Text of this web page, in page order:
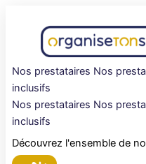
Nos prestataires Nos
inclusifs
Nos prestataires Nos
inclusifs
Découvrez l'ensemble de